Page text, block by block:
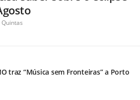
traz “Música sem Fronteiras” a Porto